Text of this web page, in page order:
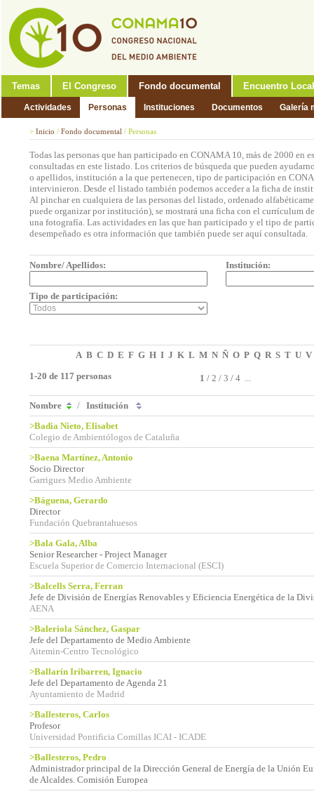
Temas El Congreso Fondo documental Encuentro Local
Actividades Personas Instituciones Documentos Galería
> Inicio / Fondo documental / Personas
Todas las personas que han participado en CONAMA 10, más de 2000 en
consultadas en este listado. Los criterios de búsqueda que pueden
o apellidos, institución a la que pertenecen, tipo de participación en
intervinieron. Desde el listado también podemos acceder a la ficha de
Al pinchar en cualquiera de las personas del listado, ordenado
puede organizar por institución), se mostrará una ficha con el currículum
una fotografía. Las actividades en las que han participado y el tipo de
desempeñado es otra información que también puede ser aquí consultada.
Nombre/ Apellidos: Institución:
Tipo de participación:
A B C D E F G H I J K L M N Ñ O P Q R S T U V
1-20 de 117 personas
1 / 2 / 3 / 4 ...
Nombre / Institución
>Badia Nieto, Elisabet
Colegio de Ambientólogos de Cataluña
>Baena Martínez, Antonio
Socio Director
Garrigues Medio Ambiente
>Báguena, Gerardo
Director
Fundación Quebrantahuesos
>Bala Gala, Alba
Senior Researcher - Project Manager
Escuela Superior de Comercio Internacional (ESCI)
>Balcells Serra, Ferran
Jefe de División de Energías Renovables y Eficiencia Energética de la
AENA
>Baleriola Sánchez, Gaspar
Jefe del Departamento de Medio Ambiente
Aitemin-Centro Tecnológico
>Ballarín Iribarren, Ignacio
Jefe del Departamento de Agenda 21
Ayuntamiento de Madrid
>Ballesteros, Carlos
Profesor
Universidad Pontificia Comillas ICAI - ICADE
>Ballesteros, Pedro
Administrador principal de la Dirección General de Energía de la Unión
de Alcaldes. Comisión Europea